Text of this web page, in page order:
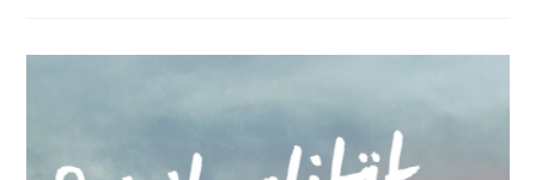
DA?
CHANCE
NEUBESINNUNG